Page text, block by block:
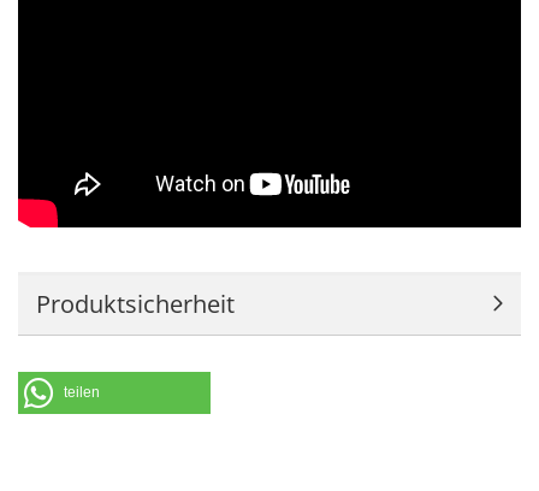
Produktsicherheit
teilen